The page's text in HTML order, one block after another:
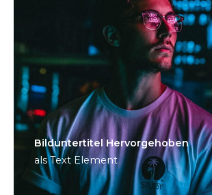
Bild­unter­titel Hervorgehoben
als Text Element